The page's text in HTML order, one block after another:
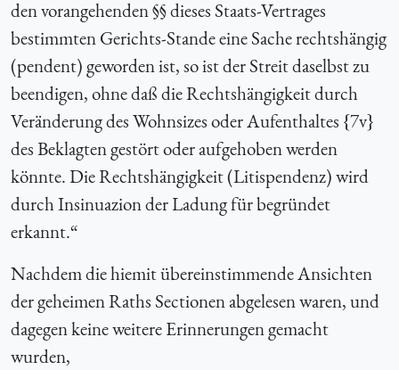
den vorangehenden §§ dieses Staats-Vertrages
bestimmten Gerichts-Stande eine Sache rechtshängig
(pendent) geworden ist, so ist der Streit daselbst zu
beendigen, ohne daß die Rechtshängigkeit durch
Veränderung des Wohnsizes oder Aufenthaltes {7v}
des Beklagten gestört oder aufgehoben werden
könnte. Die Rechtshängigkeit (Litispendenz) wird
durch Insinuazion der Ladung für begründet
erkannt.“
Nachdem die hiemit übereinstimmende Ansichten
der geheimen Raths Sectionen abgelesen waren, und
dagegen keine weitere Erinnerungen gemacht
wurden,